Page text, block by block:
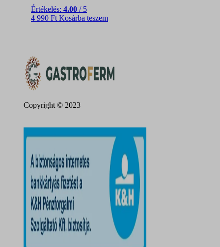
Értékelés: 4.00 / 5
4 990 Ft Kosárba teszem
Copyright © 2023